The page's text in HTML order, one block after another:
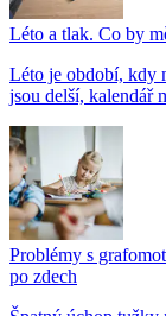
Léto a tlak. Co by
Léto je období, kdy
jsou delší, kalendář
Problémy s
po zdech